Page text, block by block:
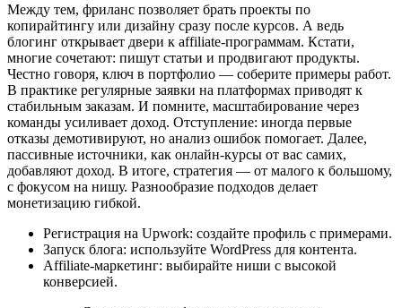
Между тем, фриланс позволяет брать проекты по
копирайтингу или дизайну сразу после курсов. А ведь
блогинг открывает двери к affiliate-программам. Кстати,
многие сочетают: пишут статьи и продвигают продукты.
Честно говоря, ключ в портфолио — соберите примеры работ.
В практике регулярные заявки на платформах приводят к
стабильным заказам. И помните, масштабирование через
команды усиливает доход. Отступление: иногда первые
отказы демотивируют, но анализ ошибок помогает. Далее,
пассивные источники, как онлайн-курсы от вас самих,
добавляют доход. В итоге, стратегия — от малого к большому,
с фокусом на нишу. Разнообразие подходов делает
монетизацию гибкой.
Регистрация на Upwork: создайте профиль с примерами.
Запуск блога: используйте WordPress для контента.
Affiliate-маркетинг: выбирайте ниши с высокой
конверсией.